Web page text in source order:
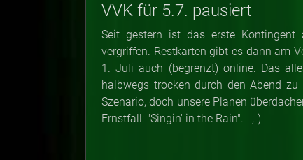
VVK für 5.7. pausiert
Seit gestern ist das erste Kontingent
vergriffen. Restkarten gibt es dann am
1. Juli auch (begrenzt) online. Das
halbwegs trocken durch den Abend
Szenario, doch unsere Planen
Ernstfall: "Singin' in the Rain". ;-)